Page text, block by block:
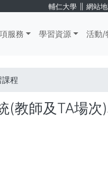
輔仁大學 ∥ 網站
服務 學習資源 活動/
程
(教師及TA場次